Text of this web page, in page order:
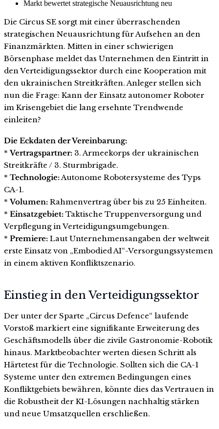
Markt bewertet strategische Neuausrichtung neu
Die Circus SE sorgt mit einer überraschenden
strategischen Neuausrichtung für Aufsehen an den
Finanzmärkten. Mitten in einer schwierigen
Börsenphase meldet das Unternehmen den Eintritt in
den Verteidigungssektor durch eine Kooperation mit
den ukrainischen Streitkräften. Anleger stellen sich
nun die Frage: Kann der Einsatz autonomer Roboter
im Krisengebiet die lang ersehnte Trendwende
einleiten?
Die Eckdaten der Vereinbarung:
*Vertragspartner: 3. Armeekorps der ukrainischen
Streitkräfte / 3. Sturmbrigade.
* Technologie:Autonome Robotersysteme des Typs
CA-1.
*Volumen: Rahmenvertrag über bis zu 25 Einheiten.
* Einsatzgebiet: Taktische Truppenversorgung und
Verpflegung in Verteidigungsumgebungen.
* Premiere: Laut Unternehmensangaben der weltweit
erste Einsatz von „Embodied AI“-Versorgungssystemen
in einem aktiven Konfliktszenario.
Einstieg in den Verteidigungssektor
Der unter der Sparte „Circus Defence“ laufende
Vorstoß markiert eine signifikante Erweiterung des
Geschäftsmodells über die zivile Gastronomie-Robotik
hinaus. Marktbeobachter werten diesen Schritt als
Härtetest für die Technologie. Sollten sich die CA-1
Systeme unter den extremen Bedingungen eines
Konfliktgebiets bewähren, könnte dies das Vertrauen in
die Robustheit der KI-Lösungen nachhaltig stärken
und neue Umsatzquellen erschließen.